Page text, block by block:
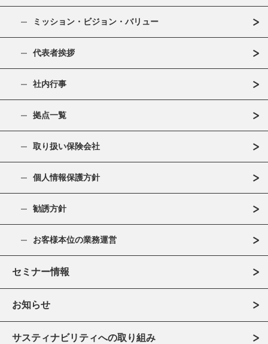
ミッション・ビジョン・バリュー
代表者挨拶
社内行事
拠点一覧
取り扱い保険会社
個人情報保護方針
勧誘方針
お客様本位の業務運営
セミナー情報
お知らせ
サスティナビリティへの取り組み